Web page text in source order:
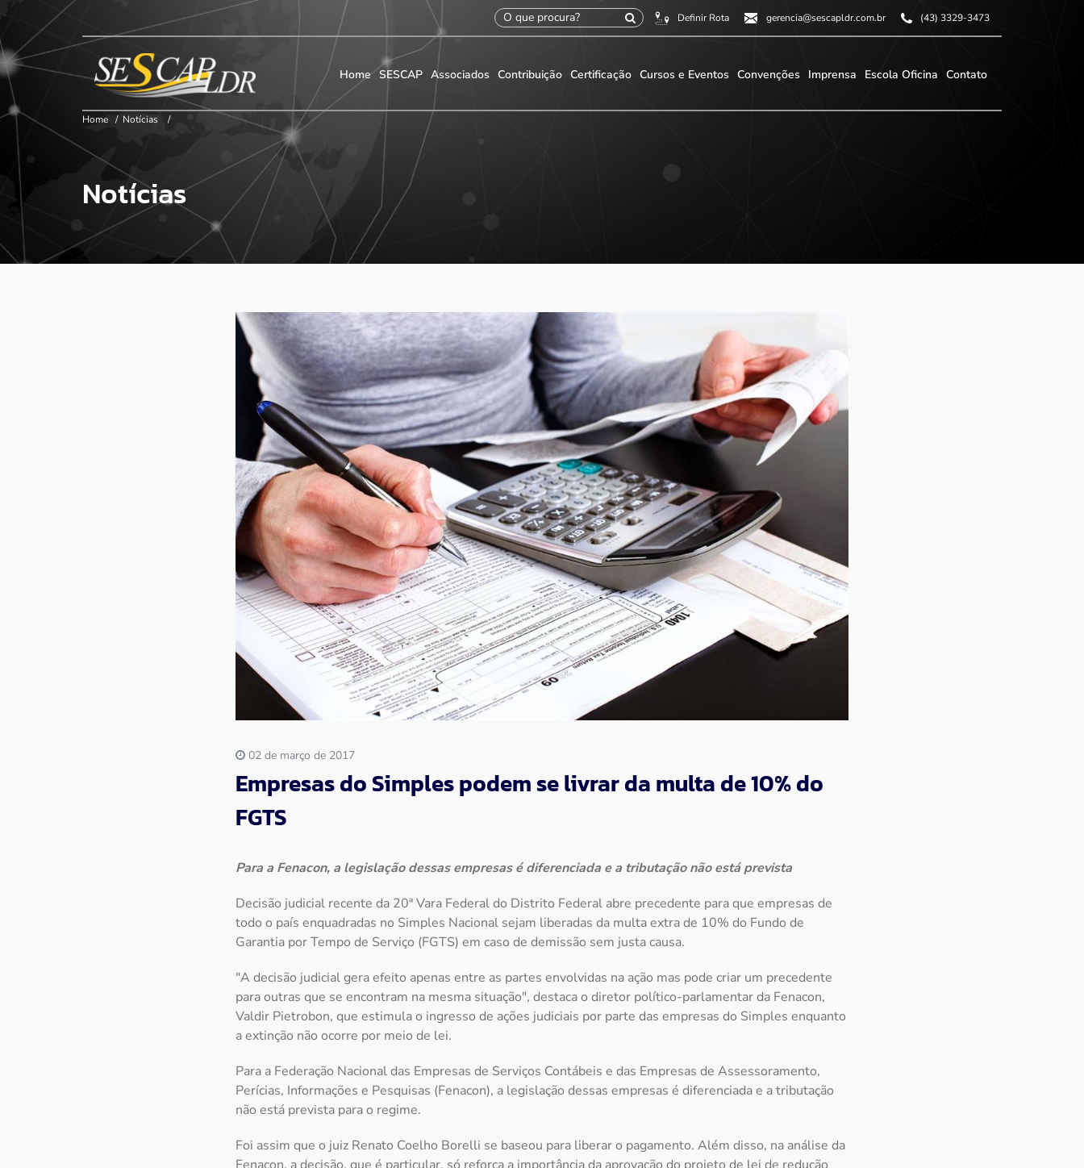
Definir Rota gerencia@sescapldr.com.br (43) 3329-3473
Home SESCAP Associados Contribuição Certificação Cursos e Eventos Convenções Imprensa Escola Oficina Contato
×
Início
SESCAP
Associados
Contribuição
Certificação
Home / Notícias /
Notícias
02 de março de 2017
Empresas do Simples podem se livrar da multa de 10% do
FGTS
Para a Fenacon, a legislação dessas empresas é diferenciada e a tributação não está prevista
Decisão judicial recente da 20ª Vara Federal do Distrito Federal abre precedente para que empresas de
todo o país enquadradas no Simples Nacional sejam liberadas da multa extra de 10% do Fundo de
Garantia por Tempo de Serviço (FGTS) em caso de demissão sem justa causa.
"A decisão judicial gera efeito apenas entre as partes envolvidas na ação mas pode criar um precedente
para outras que se encontram na mesma situação", destaca o diretor político-parlamentar da Fenacon,
Valdir Pietrobon, que estimula o ingresso de ações judiciais por parte das empresas do Simples enquanto
a extinção não ocorre por meio de lei.
Para a Federação Nacional das Empresas de Serviços Contábeis e das Empresas de Assessoramento,
Perícias, Informações e Pesquisas (Fenacon), a legislação dessas empresas é diferenciada e a tributação
não está prevista para o regime.
Foi assim que o juiz Renato Coelho Borelli se baseou para liberar o pagamento. Além disso, na análise da